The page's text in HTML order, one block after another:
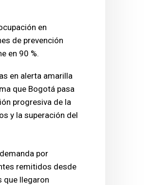
en
de prevención
en 90 %.
en alerta amarilla
que Bogotá pasa
progresiva de la
y la superación del
por
remitidos desde
que llegaron